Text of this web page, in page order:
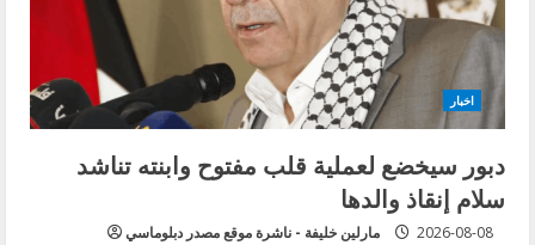
d
i
n
g
اخبار
دبور سيخضع لعملية قلب مفتوح وابنته تناشد
سلام إنقاذ والدها
مارلين خليفة - ناشرة موقع مصدر دبلوماسي 2026-08-08